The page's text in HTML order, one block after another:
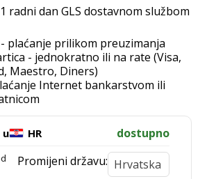
radni dan GLS dostavnom službom
plaćanje prilikom preuzimanja
- jednokratno ili na rate (Visa,
Maestro, Diners)
Internet bankarstvom ili
u HR dostupno
Promijeni državu: